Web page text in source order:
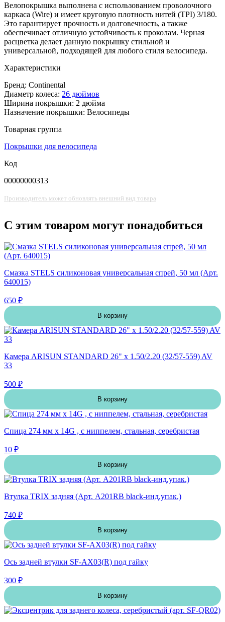
Велопокрышка выполнена с использованием проволочного
каркаса (Wire) и имеет круговую плотность нитей (TPI) 3/180.
Это гарантирует прочность и долговечность, а также
обеспечивает отличную устойчивость к проколам. Черная
расцветка делает данную покрышку стильной и
универсальной, подходящей для любого стиля велосипеда.
Характеристики
Бренд: Continental
Диаметр колеса: 26 дюймов
Ширина покрышки: 2 дюйма
Назначение покрышки: Велосипеды
Товарная группа
Покрышки для велосипеда
Код
00000000313
Производитель может обновлять внешний вид товара
С этим товаром могут понадобиться
Смазка STELS силиконовая универсальная спрей, 50 мл (Арт.
640015)
650 ₽
В корзину
Камера ARISUN STANDARD 26" x 1.50/2.20 (32/57-559) AV
33
500 ₽
В корзину
Спица 274 мм x 14G , с ниппелем, стальная, серебристая
10 ₽
В корзину
Втулка TRIX задняя (Арт. A201RB black-инд.упак.)
740 ₽
В корзину
Ось задней втулки SF-AX03(R) под гайку
300 ₽
В корзину